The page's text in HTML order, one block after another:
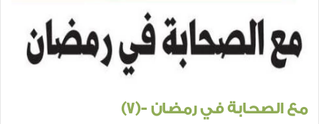
مع الصحابة في رمضان -(7)